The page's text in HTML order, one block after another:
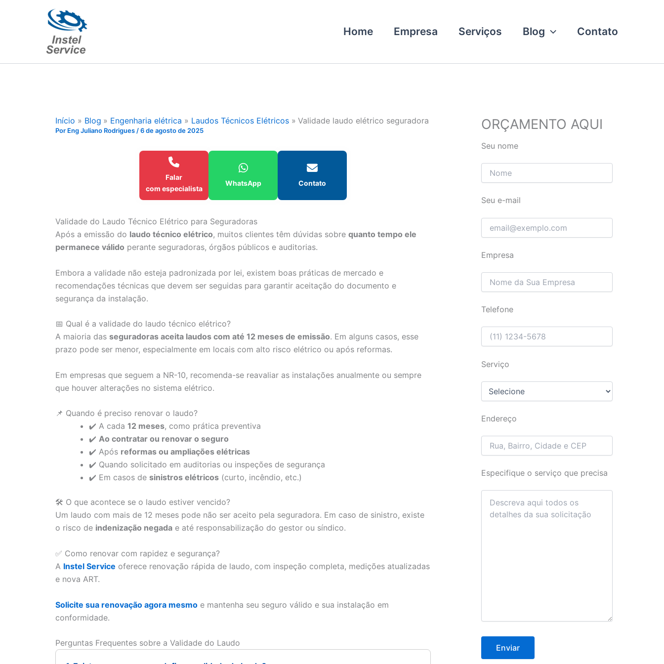
Home Empresa Serviços Blog Contato
Início Blog Engenharia elétrica Laudos Técnicos Elétricos Validade laudo elétrico seguradora
Por Eng Juliano Rodrigues /6 de agosto de 2025
Falar
com especialista
WhatsApp Contato
Validade do Laudo Técnico Elétrico para Seguradoras
Após a emissão do laudo técnico elétrico, muitos clientes têm dúvidas sobre quanto tempo ele
permanece válido perante seguradoras, órgãos públicos e auditorias.
Embora a validade não esteja padronizada por lei, existem boas práticas de mercado e
recomendações técnicas que devem ser seguidas para garantir aceitação do documento e
segurança da instalação.
📅 Qual é a validade do laudo técnico elétrico?
A maioria das seguradoras aceita laudos com até 12 meses de emissão. Em alguns casos, esse
prazo pode ser menor, especialmente em locais com alto risco elétrico ou após reformas.
Em empresas que seguem a NR-10, recomenda-se reavaliar as instalações anualmente ou sempre
que houver alterações no sistema elétrico.
📌 Quando é preciso renovar o laudo?
✔️ A cada 12 meses, como prática preventiva
✔️ Ao contratar ou renovar o seguro
✔️ Após reformas ou ampliações elétricas
✔️ Quando solicitado em auditorias ou inspeções de segurança
✔️ Em casos de sinistros elétricos (curto, incêndio, etc.)
🛠️ O que acontece se o laudo estiver vencido?
Um laudo com mais de 12 meses pode não ser aceito pela seguradora. Em caso de sinistro, existe
o risco de indenização negada e até responsabilização do gestor ou síndico.
✅ Como renovar com rapidez e segurança?
A Instel Service oferece renovação rápida de laudo, com inspeção completa, medições atualizadas
e nova ART.
Solicite sua renovação agora mesmo e mantenha seu seguro válido e sua instalação em
conformidade.
Perguntas Frequentes sobre a Validade do Laudo
ORÇAMENTO AQUI
Seu nome
Seu e-mail
Empresa
Telefone
Serviço
Endereço
Especifique o serviço que precisa